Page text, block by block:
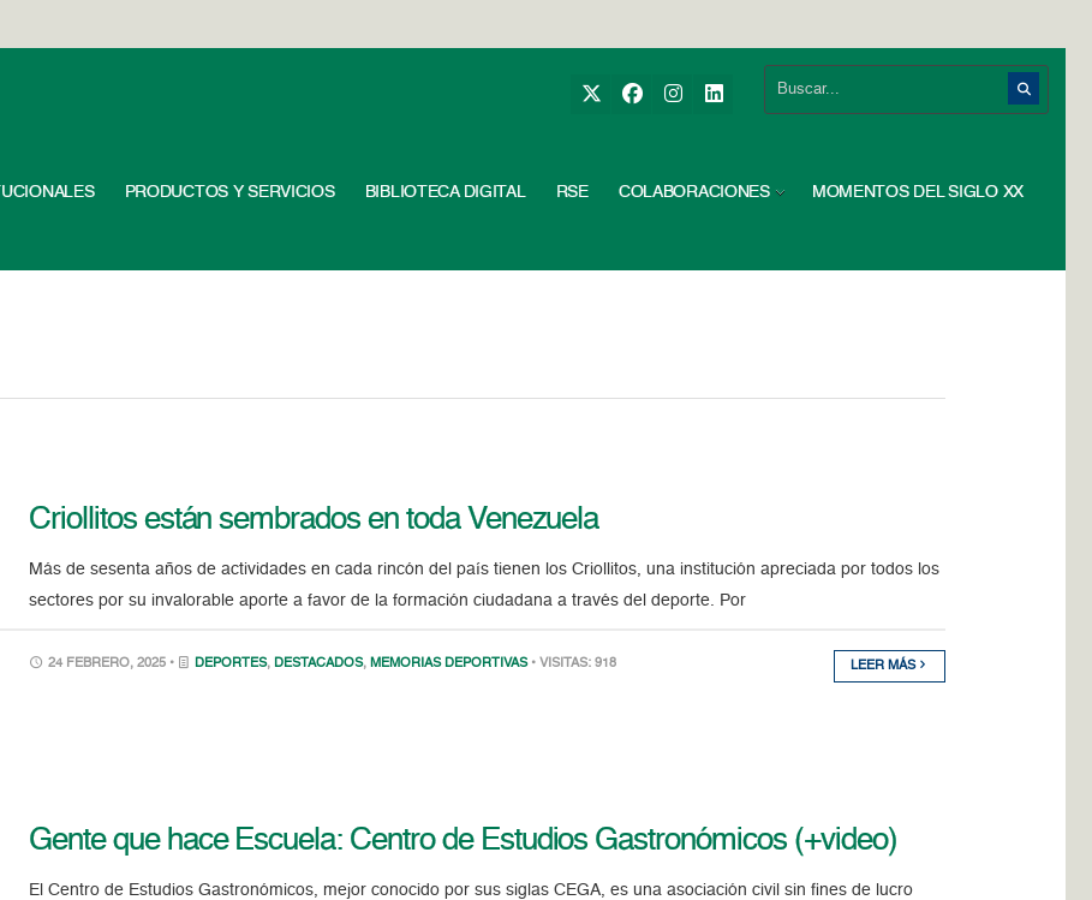
PRODUCTOS Y SERVICIOS BIBLIOTECA DIGITAL RSE COLABORACIONES MOMENTOS DEL SIGLO XX
Criollitos están sembrados en toda Venezuela
Más de sesenta años de actividades en cada rincón del país tienen los Criollitos, una institución apreciada por todos los
sectores por su invalorable aporte a favor de la formación ciudadana a través del deporte. Por
24 FEBRERO, 2025 • DEPORTES, DESTACADOS, MEMORIAS DEPORTIVAS • VISITAS: 918 LEER MÁS
Gente que hace Escuela: Centro de Estudios Gastronómicos (+video)
El Centro de Estudios Gastronómicos, mejor conocido por sus siglas CEGA, es una asociación civil sin fines de lucro